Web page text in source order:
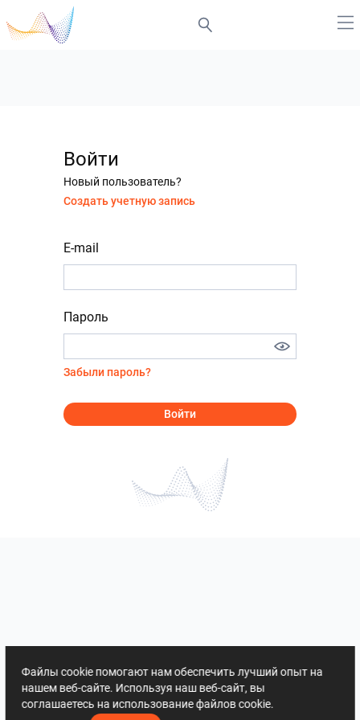
Войти
Новый пользователь?
Создать учетную запись
E-mail
Пароль
Забыли пароль?
Войти
Файлы cookie помогают нам обеспечить лучший опыт на
нашем веб-сайте. Используя наш веб-сайт, вы
соглашаетесь на использование файлов cookie.